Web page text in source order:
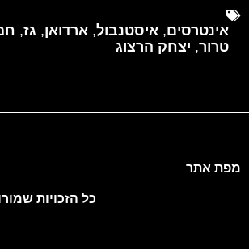
אינטרסים, איסטנבול, ארדואן, גז,
טרור, יצחק הרצוג
מפת אתר
כל הזכויות